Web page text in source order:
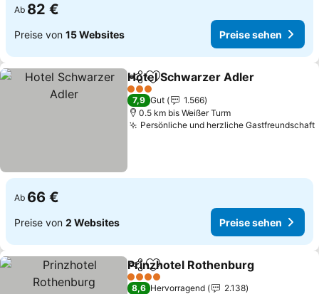
Ab 82 €
Preise von 15 Websites Preise sehen
TeilenZu Favoriten hinzufügen
Hotel Schwarzer Adler
3 Sterne
7,9 Gut
1.566
0.5 km bis Weißer Turm
Persönliche und herzliche Gastfreundschaft
Ab 66 €
Preise von 2 Websites Preise sehen
TeilenZu Favoriten hinzufügen
Prinzhotel Rothenburg
4 Sterne
8,6 Hervorragend
2.138